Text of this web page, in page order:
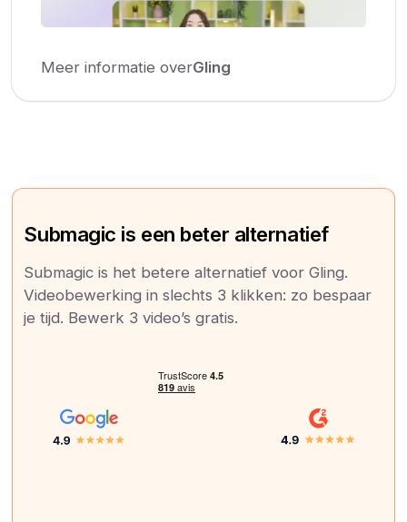
Meer informatie overGling
Submagic is een beter alternatief
Submagic is het betere alternatief voor Gling.
Videobewerking in slechts 3 klikken: zo bespaar
je tijd. Bewerk 3 video’s gratis.